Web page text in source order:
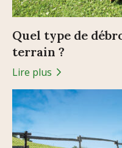
Quel type de
terrain ?
Lire plus